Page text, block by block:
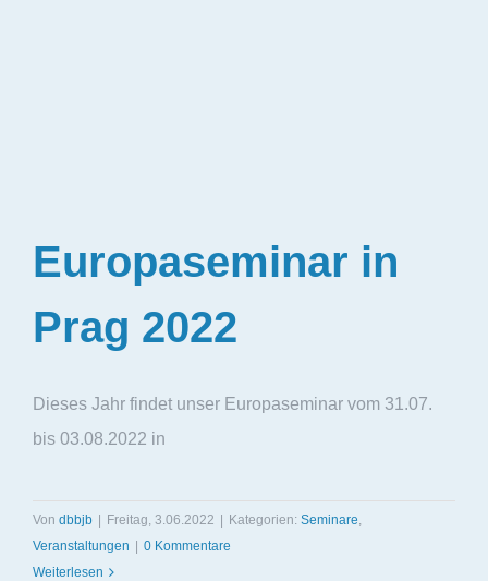
Europaseminar in
Prag 2022
Dieses Jahr findet unser Europaseminar vom 31.07.
bis 03.08.2022 in
Von dbbjb Freitag, 3.06.2022 Kategorien: Seminare,
Veranstaltungen
0 Kommentare
Weiterlesen